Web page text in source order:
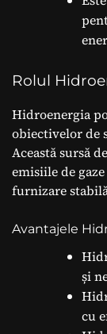
Rolul
Hidroenergia
obiectivelor de
Această sursă
emisiile de
furnizare
Avantajele
și
cu